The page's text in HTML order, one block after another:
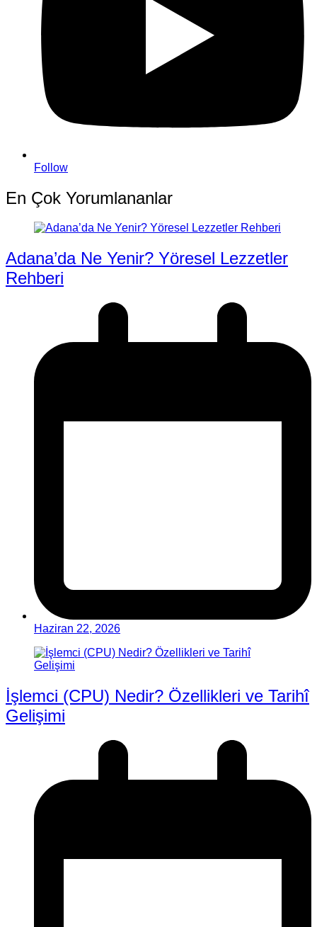
Follow
En Çok Yorumlananlar
Adana’da Ne Yenir? Yöresel Lezzetler
Rehberi
Haziran 22, 2026
İşlemci (CPU) Nedir? Özellikleri ve Tarihî
Gelişimi